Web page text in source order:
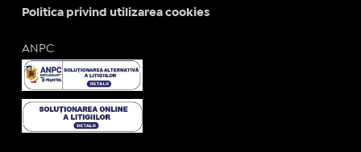
Politica privind utilizarea cookies
ANPC